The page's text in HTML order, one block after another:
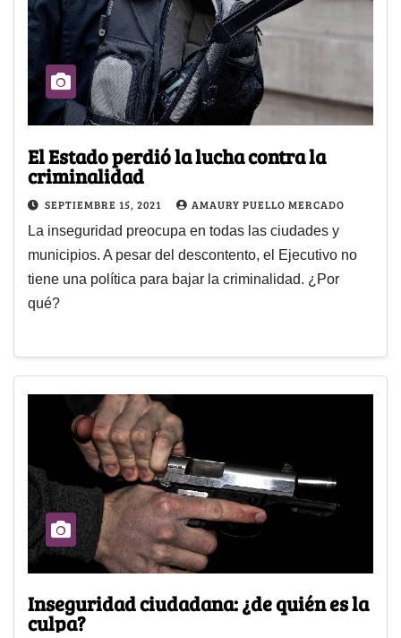
El Estado perdió la lucha contra la
criminalidad
SEPTIEMBRE 15, 2021 AMAURY PUELLO MERCADO
La inseguridad preocupa en todas las ciudades y
municipios. A pesar del descontento, el Ejecutivo no
tiene una política para bajar la criminalidad. ¿Por
qué?
Inseguridad ciudadana: ¿de quién es la
culpa?